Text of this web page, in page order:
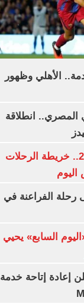
الأهلي وظهور
المصري.. انطلاقة
مواعيد قطارات الصعيد 2026.. خريطة الرحلات
الفراعنة في
السابع» يحيي
إعادة إتاحة خدمة